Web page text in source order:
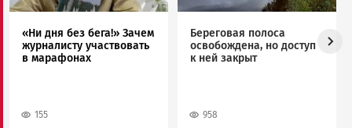
«Ни дня без бега!» Зачем
журналисту участвовать
в марафонах
155
Береговая полоса
освобождена, но доступ
к ней закрыт
958